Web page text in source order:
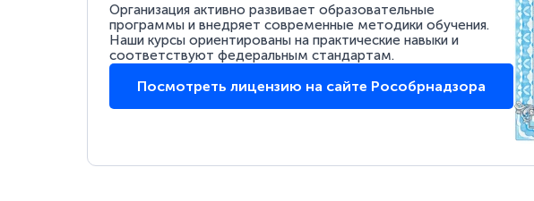
Организация активно развивает образовательные
программы и внедряет современные методики обучения.
Наши курсы ориентированы на практические навыки и
соответствуют федеральным стандартам.
Посмотреть лицензию на сайте Рособрнадзора